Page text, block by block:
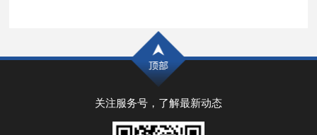
关注服务号，了解最新动态